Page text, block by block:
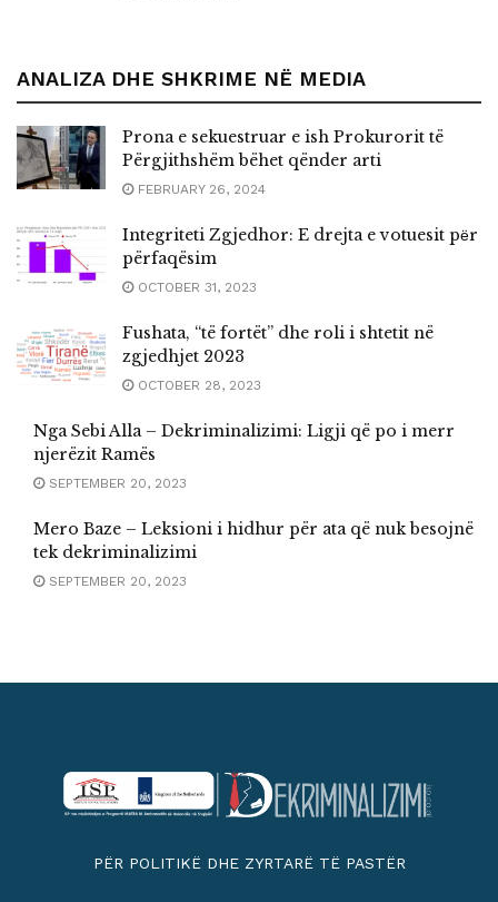
ANALIZA DHE SHKRIME NË MEDIA
Prona e sekuestruar e ish Prokurorit të
Përgjithshëm bëhet qënder arti
FEBRUARY 26, 2024
Integriteti Zgjedhor: E drejta e votuesit pёr
përfaqësim
OCTOBER 31, 2023
Fushata, “të fortët” dhe roli i shtetit në
zgjedhjet 2023
OCTOBER 28, 2023
Nga Sebi Alla – Dekriminalizimi: Ligji që po i merr
njerëzit Ramës
SEPTEMBER 20, 2023
Mero Baze – Leksioni i hidhur për ata që nuk besojnë
tek dekriminalizimi
SEPTEMBER 20, 2023
PËR POLITIKË DHE ZYRTARË TË PASTËR